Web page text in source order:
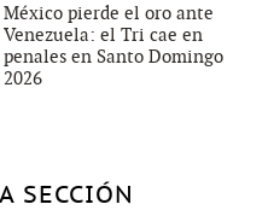
México pierde el oro ante
Venezuela: el Tri cae en
penales en Santo Domingo
2026
SECCIÓN